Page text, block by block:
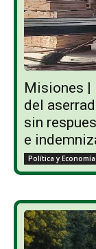
Misiones |
del
sin
e
Política y Economía